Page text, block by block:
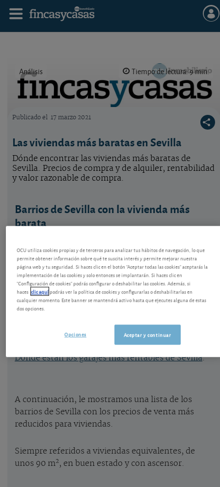
Análisis Tiempo de lectura: 9 min.
Publicado el 17 marzo 2021
Las viviendas más baratas en Sevilla
Dónde encontrar las viviendas más baratas de
Sevilla. Precios de compra y de alquiler, rentabilidad
y valor razonable de compra.
Barrios de Sevilla con la vivienda más
barata
precios de compra y alquiler de viviendas para un
total de 39 barrios de Sevilla.
Vea aquí toda la información de las 39 zonas de
Sevilla.
Las viviendas más rentables de Sevilla
Dónde están los garajes más rentables de Sevilla.
A continuación, le mostramos una lista de los
barrios de Sevilla con los precios de venta más
reducidos para viviendas.
Siempre referidos a viviendas equivalentes, de
unos 90 m2, en buen estado y con ascensor.
OCU utiliza cookies propias y de terceros para analizar tus hábitos de navegación, lo que
permite obtener información sobre qué te suscita interés y permite mejorar nuestra
página web y tu seguridad. Si haces clic en el botón "Aceptar todas las cookies" aceptarás la
implementación de las cookies y solo entonces se implantarán. Si haces clic en
"Configuración de cookies" podrás configurar o deshabilitar las cookies. Además, si
haces clic aquípodrás ver la política de cookies y configurarlas o deshabilitarlas en
cualquier momento. Este banner se mantendrá activo hasta que ejecutes alguna de estas
dos opciones.
Aceptar y continuar
Opciones